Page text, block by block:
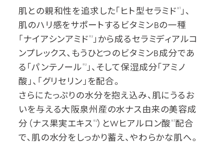
肌との親和性を追求した「ヒト型セラミド ※1 」、
肌のハリ感をサポートするビタミンBの一種
「ナイアシンアミド ※2」から成るセラミディアルコ
ンプレックス、もうひとつのビタミンB成分であ
る「パンテノール ※2」、そして保湿成分「アミノ
酸」、「グリセリン」を配合。
さらにたっぷりの水分を抱え込み、肌にうるお
いを与える大阪泉州産の水ナス由来の美容成
分（ナス果実エキス ※2）とWヒアルロン酸 ※3配合
で、肌の水分をしっかり蓄え、やわらかな肌へ。